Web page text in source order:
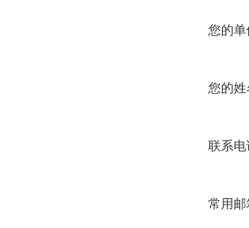
您的
您的
联系
常用